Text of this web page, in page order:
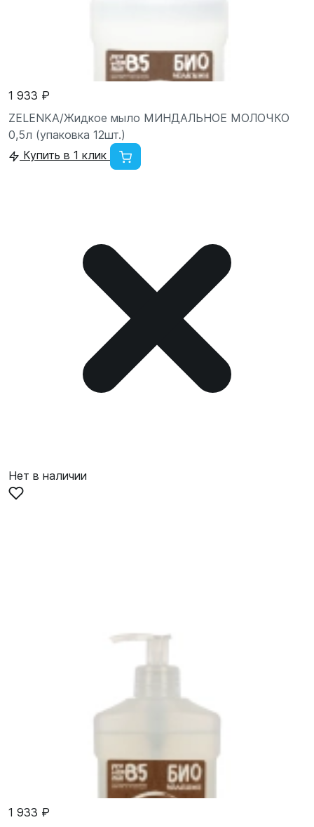
1 933 ₽
ZELENKA/Жидкое мыло МИНДАЛЬНОЕ МОЛОЧКО
0,5л (упаковка 12шт.)
Купить в 1 клик
Нет в наличии
1 933 ₽